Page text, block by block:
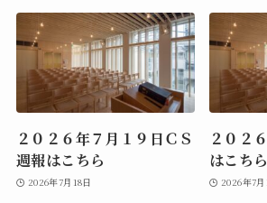
２０２６年７月１９日ＣＳ
週報はこちら
2026年7月18日
２０２
はこちら
2026年7